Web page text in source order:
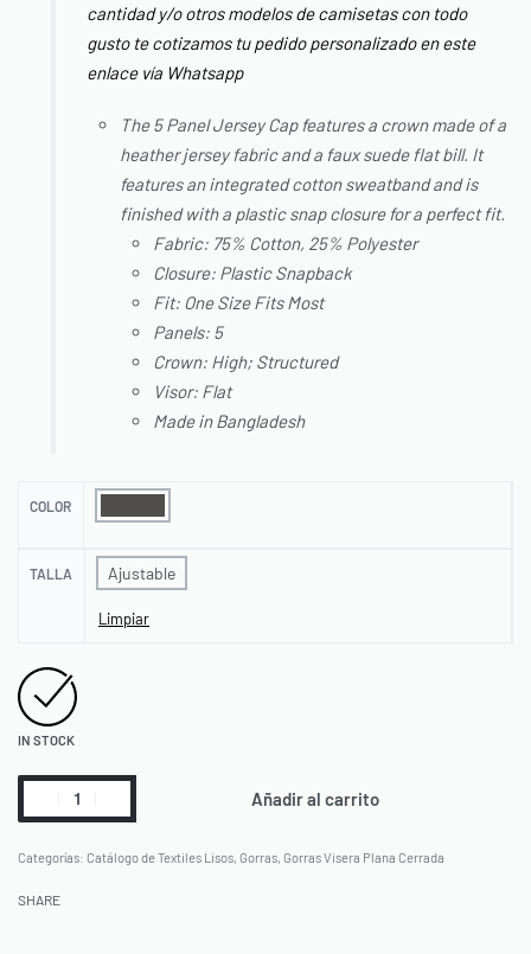
cantidad y/o otros modelos de camisetas con todo
gusto te cotizamos tu pedido personalizado en este
enlace vía Whatsapp
The 5 Panel Jersey Cap features a crown made of a
heather jersey fabric and a faux suede flat bill. It
features an integrated cotton sweatband and is
finished with a plastic snap closure for a perfect fit.
Fabric: 75% Cotton, 25% Polyester
Closure: Plastic Snapback
Fit: One Size Fits Most
Panels: 5
Crown: High; Structured
Visor: Flat
Made in Bangladesh
COLOR
TALLA Ajustable
Limpiar
IN STOCK
Añadir al carrito
Categorías: Catálogo de Textiles Lisos Gorras Gorras Visera Plana Cerrada
SHARE